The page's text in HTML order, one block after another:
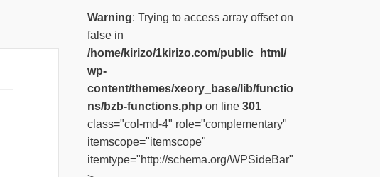
Warning: Trying to access array offset on
false in
/home/kirizo/1kirizo.com/public_html/
wp-
content/themes/xeory_base/lib/functio
ns/bzb-functions.php on line 301
class="col-md-4" role="complementary"
itemscope="itemscope"
itemtype="http://schema.org/WPSideBar"